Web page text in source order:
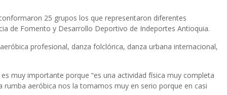
25 grupos los que representaron diferentes
de Fomento y Desarrollo Deportivo de Indeportes Antioquia.
profesional, danza folclórica, danza urbana internacional,
muy importante porque “es una actividad física muy completa
aeróbica nos la tomamos muy en serio porque en casi